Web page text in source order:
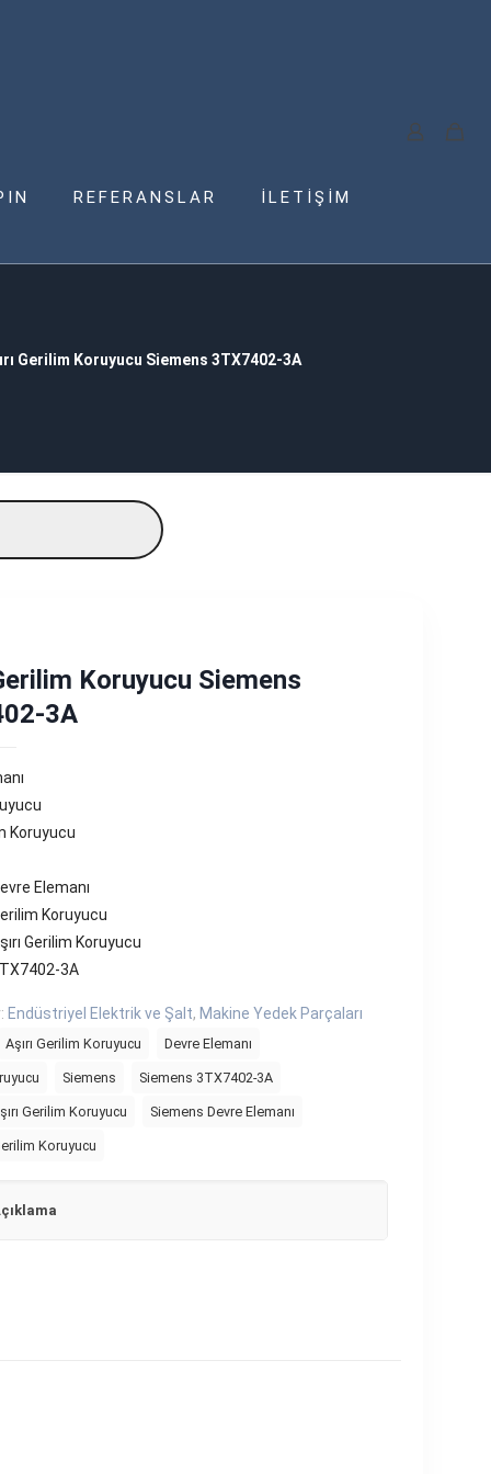
REFERANSLAR İLETİŞİM
Gerilim Koruyucu Siemens 3TX7402-3A
Koruyucu Siemens
3A
Koruyucu
Elemanı
Koruyucu
Gerilim Koruyucu
3A
Endüstriyel Elektrik ve Şalt, Makine Yedek Parçaları
Aşırı Gerilim Koruyucu Devre Elemanı
Siemens Siemens 3TX7402-3A
Gerilim Koruyucu Siemens Devre Elemanı
Koruyucu